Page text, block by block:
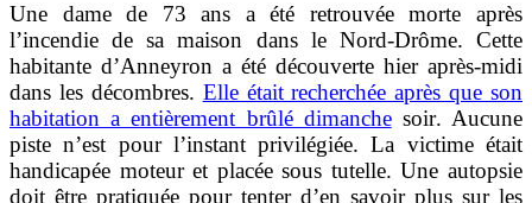
Une dame de 73 ans a été retrouvée morte après
l’incendie de sa maison dans le Nord-Drôme. Cette
habitante d’Anneyron a été découverte hier après-midi
dans les décombres. Elle était recherchée après que son
habitation a entièrement brûlé dimanchesoir. Aucune
piste n’est pour l’instant privilégiée. La victime était
handicapée moteur et placée sous tutelle. Une autopsie
doit être pratiquée pour tenter d’en savoir plus sur les